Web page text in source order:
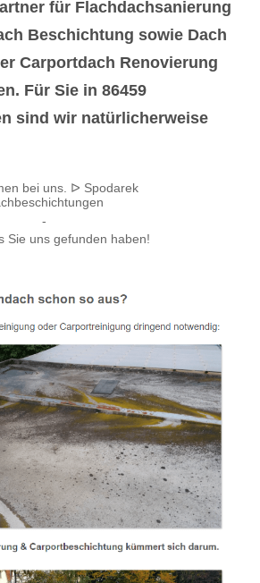
für Flachdachsanierung
Beschichtung sowie Dach
Carportdach Renovierung
Für Sie in 86459
sind wir natürlicherweise
bei uns. ᐅ Spodarek
-
Sie uns gefunden haben!